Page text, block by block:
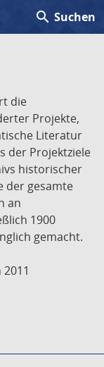
search Suchen
die
Projekte,
Literatur
der Projektziele
historischer
der gesamte
an
1900
gemacht.